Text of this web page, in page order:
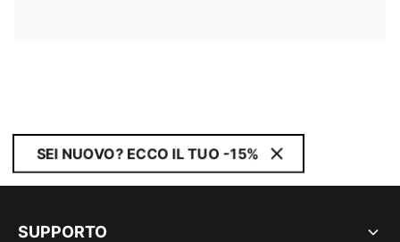
SEI NUOVO? ECCO IL TUO -15%
SUPPORTO